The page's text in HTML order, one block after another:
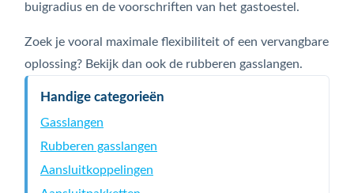
buigradius en de voorschriften van het gastoestel.
Zoek je vooral maximale flexibiliteit of een vervangbare
oplossing? Bekijk dan ook de rubberen gasslangen.
Handige categorieën
Gasslangen
Rubberen gasslangen
Aansluitkoppelingen